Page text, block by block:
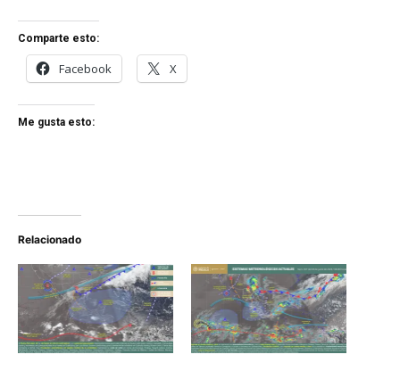
Comparte esto:
Facebook X
Me gusta esto:
Relacionado